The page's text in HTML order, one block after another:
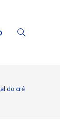
do crédito